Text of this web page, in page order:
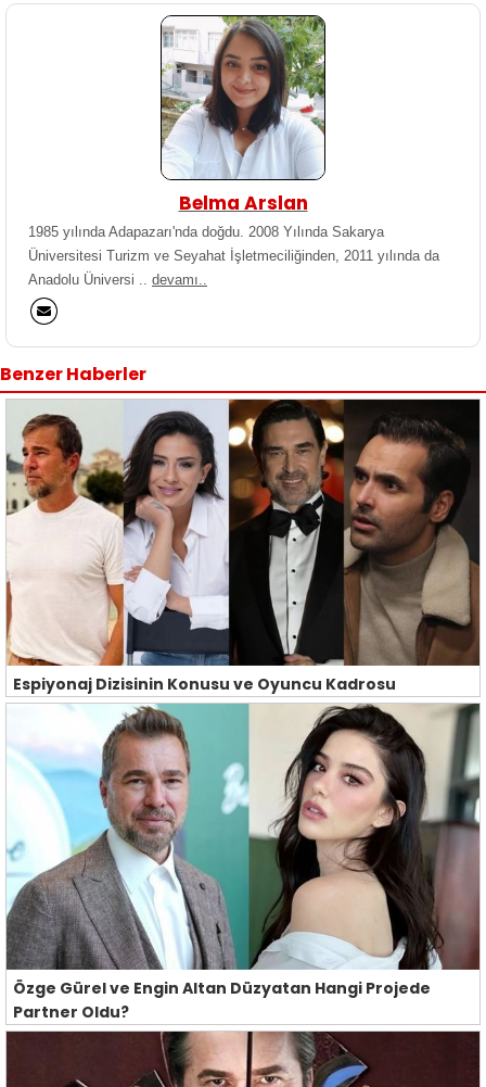
Belma Arslan
1985 yılında Adapazarı'nda doğdu. 2008 Yılında Sakarya
Üniversitesi Turizm ve Seyahat İşletmeciliğinden, 2011 yılında da
Anadolu Üniversi .. devamı..
Benzer Haberler
Espiyonaj Dizisinin Konusu ve Oyuncu Kadrosu
Özge Gürel ve Engin Altan Düzyatan Hangi Projede
Partner Oldu?